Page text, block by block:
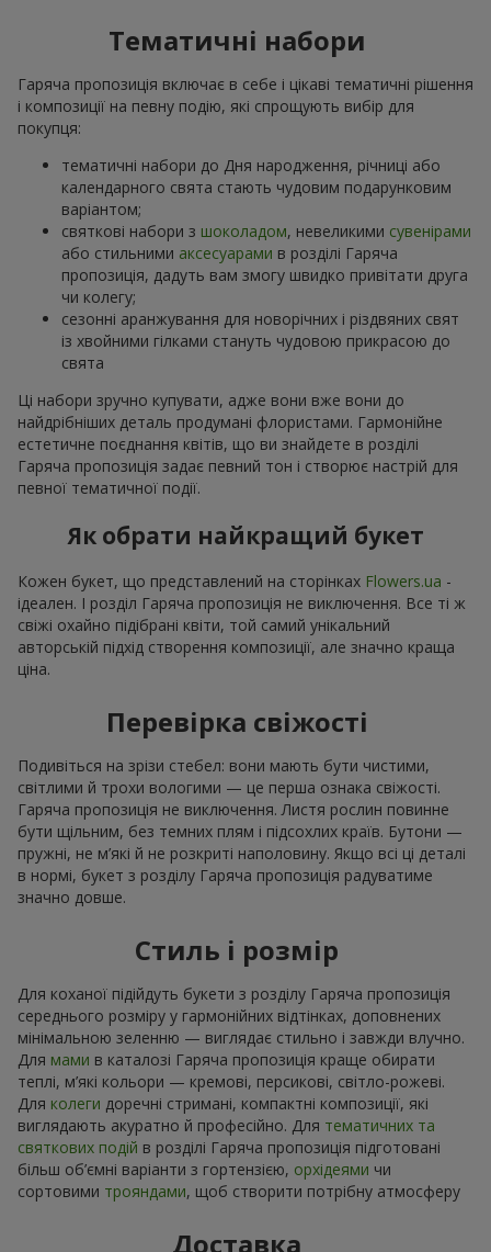
Тематичні набори
Гаряча пропозиція включає в себе і цікаві тематичні рішення
і композиції на певну подію, які спрощують вибір для
покупця:
тематичні набори до Дня народження, річниці або
календарного свята стають чудовим подарунковим
варіантом;
святкові набори з шоколадом, невеликими сувенірами
або стильними аксесуарами в розділі Гаряча
пропозиція, дадуть вам змогу швидко привітати друга
чи колегу;
сезонні аранжування для новорічних і різдвяних свят
із хвойними гілками стануть чудовою прикрасою до
свята
Ці набори зручно купувати, адже вони вже вони до
найдрібніших деталь продумані флористами. Гармонійне
естетичне поєднання квітів, що ви знайдете в розділі
Гаряча пропозиція задає певний тон і створює настрій для
певної тематичної події.
Як обрати найкращий букет
Кожен букет, що представлений на сторінках Flowers.ua -
ідеален. І розділ Гаряча пропозиція не виключення. Все ті ж
свіжі охайно підібрані квіти, той самий унікальний
авторській підхід створення композиції, але значно краща
ціна.
Перевірка свіжості
Подивіться на зрізи стебел: вони мають бути чистими,
світлими й трохи вологими — це перша ознака свіжості.
Гаряча пропозиція не виключення. Листя рослин повинне
бути щільним, без темних плям і підсохлих країв. Бутони —
пружні, не м’які й не розкриті наполовину. Якщо всі ці деталі
в нормі, букет з розділу Гаряча пропозиція радуватиме
значно довше.
Стиль і розмір
Для коханої підійдуть букети з розділу Гаряча пропозиція
середнього розміру у гармонійних відтінках, доповнених
мінімальною зеленню — виглядає стильно і завжди влучно.
Для мами в каталозі Гаряча пропозиція краще обирати
теплі, м’які кольори — кремові, персикові, світло-рожеві.
Для колеги доречні стримані, компактні композиції, які
виглядають акуратно й професійно. Для тематичних та
святкових подій в розділі Гаряча пропозиція підготовані
більш об’ємні варіанти з гортензією, орхідеями чи
сортовими трояндами, щоб створити потрібну атмосферу
Доставка